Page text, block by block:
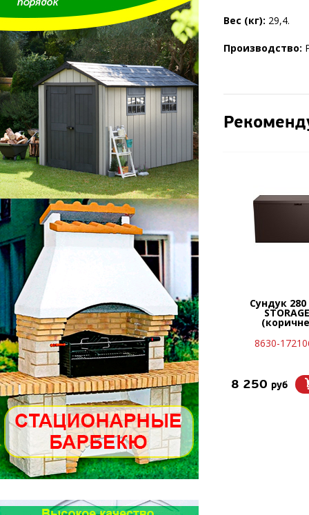
Вес (кг): 29,4.
Производство:
Сундук 280
8630-
8 250 руб